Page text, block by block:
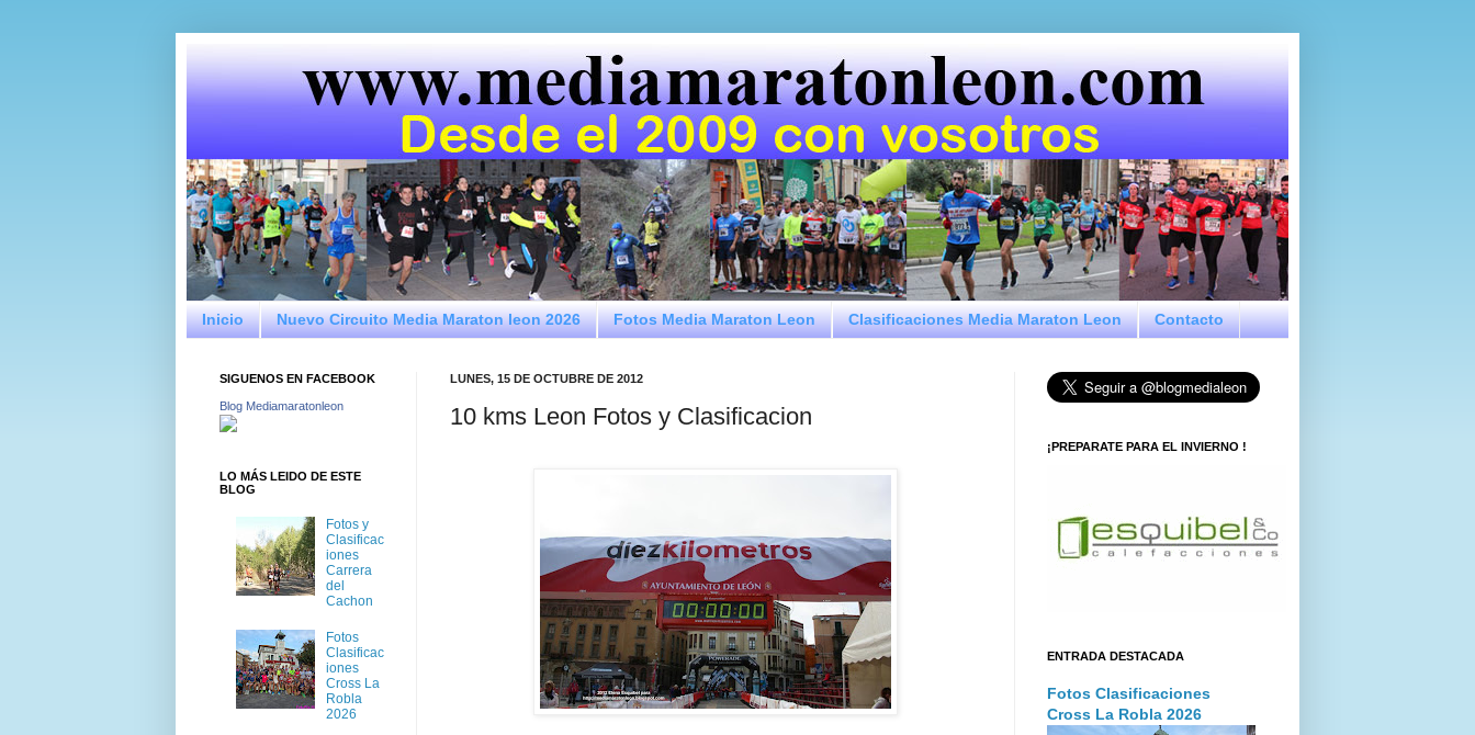
Inicio Nuevo Circuito Media Maraton leon 2026 Fotos Media Maraton Leon Clasificaciones Media Maraton Leon Contacto
LUNES, 15 DE OCTUBRE DE 2012
10 kms Leon Fotos y Clasificacion
SIGUENOS EN FACEBOOK
Blog Mediamaratonleon
LO MÁS LEIDO DE ESTE
BLOG
Fotos y
Clasificac
iones
Carrera
del
Cachon
Fotos
Clasificac
iones
Cross La
Robla
2026
¡PREPARATE PARA EL INVIERNO !
ENTRADA DESTACADA
Fotos Clasificaciones
Cross La Robla 2026